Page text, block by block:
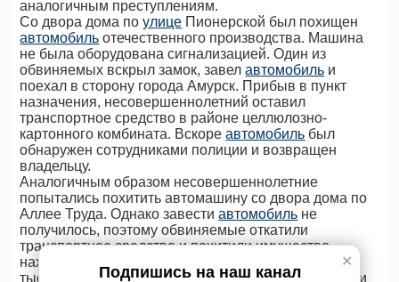
аналогичным преступлениям.
Со двора дома поулице Пионерской был похищен
автомобиль отечественного производства. Машина
не была оборудована сигнализацией. Один из
обвиняемых вскрыл замок, завелавтомобиль и
поехал в сторону города Амурск. Прибыв в пункт
назначения, несовершеннолетний оставил
транспортное средство в районе целлюлозно-
картонного комбината. Вскореавтомобиль был
обнаружен сотрудниками полиции и возвращен
владельцу.
Аналогичным образом несовершеннолетние
попытались похитить автомашину со двора дома по
Аллее Труда. Однако завестиавтомобиль не
получилось, поэтому обвиняемые откатили
транспортное средство и похитили имущество,
находящееся внутри. Ущерб составил порядка 36
тысяч рублей. Похищенные бензопилу, подъёмник и
✕
Подпишись на наш канал